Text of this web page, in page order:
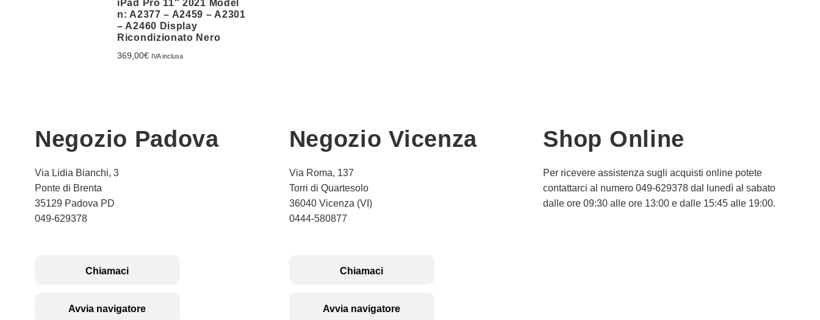
iPad Pro 11″ 2021 Model
n: A2377 – A2459 – A2301
– A2460 Display
Ricondizionato Nero
369,00€ IVA inclusa
Negozio Padova
Via Lidia Bianchi, 3
Ponte di Brenta
35129 Padova PD
049-629378
Chiamaci
Avvia navigatore
Negozio Vicenza
Via Roma, 137
Torri di Quartesolo
36040 Vicenza (VI)
0444-580877
Chiamaci
Avvia navigatore
Shop Online
Per ricevere assistenza sugli acquisti online potete
contattarci al numero 049-629378 dal lunedì al sabato
dalle ore 09:30 alle ore 13:00 e dalle 15:45 alle 19:00.